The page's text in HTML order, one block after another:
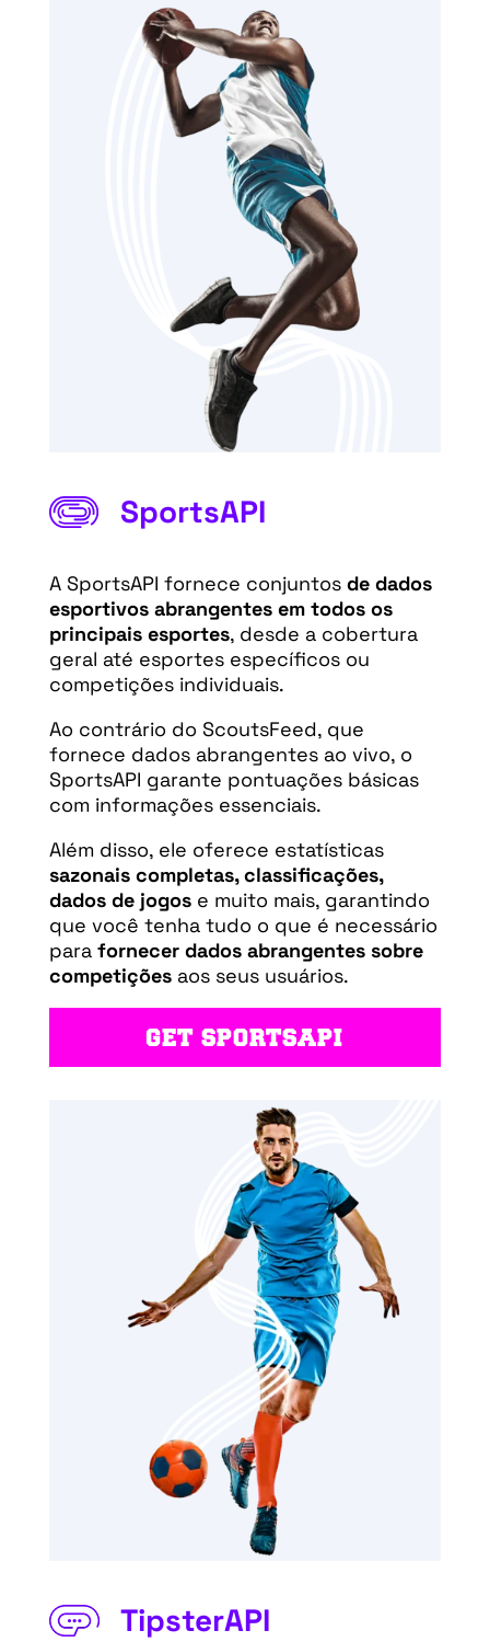
SportsAPI
A SportsAPI fornece conjuntos de dados
esportivos abrangentes em todos os
principais esportes, desde a cobertura
geral até esportes específicos ou
competições individuais.
Ao contrário do ScoutsFeed, que
fornece dados abrangentes ao vivo, o
SportsAPI garante pontuações básicas
com informações essenciais.
Além disso, ele oferece estatísticas
sazonais completas, classificações,
dados de jogose muito mais, garantindo
que você tenha tudo o que é necessário
para fornecer dados abrangentes sobre
competiçõesaos seus usuários.
GET SPORTSAPI
TipsterAPI